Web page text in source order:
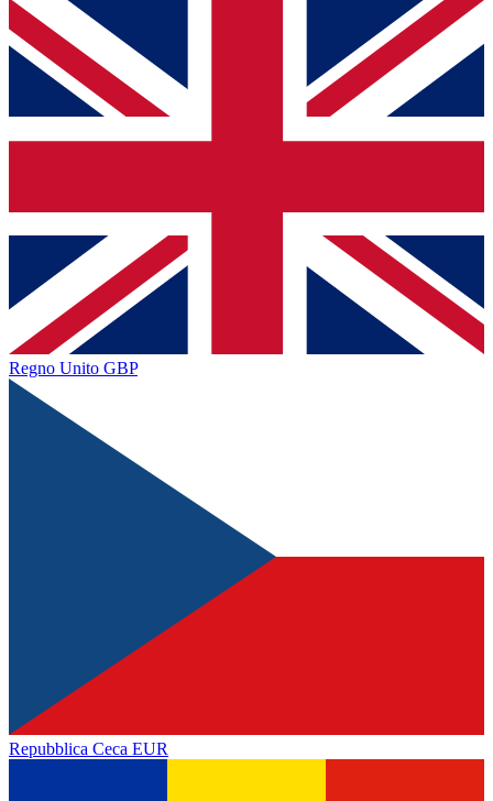
Regno Unito GBP
Repubblica Ceca EUR